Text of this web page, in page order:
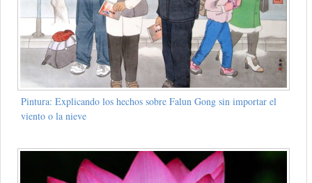
Pintura: Explicando los hechos sobre Falun Gong sin importar el
viento o la nieve